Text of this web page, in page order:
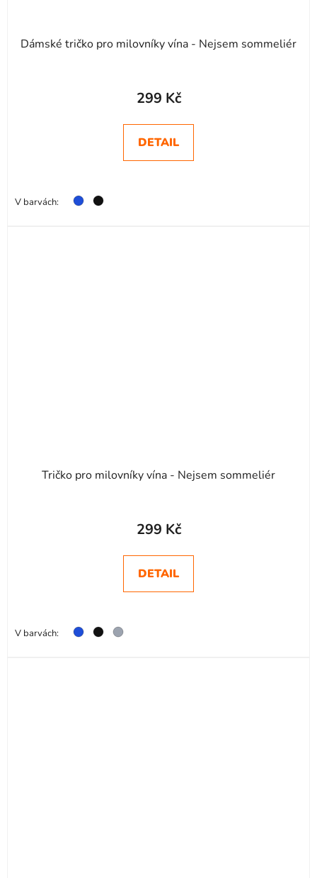
Dámské tričko pro milovníky vína - Nejsem sommeliér
299 Kč
DETAIL
V barvách:
Tričko pro milovníky vína - Nejsem sommeliér
299 Kč
DETAIL
V barvách: